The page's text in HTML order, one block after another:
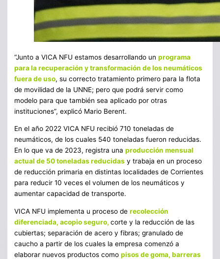
“Junto a VICA NFU estamos desarrollando unprograma
para la recuperación y transformación de los neumáticos
fuera de uso, su correcto tratamiento primero para la flota
de movilidad de la UNNE; pero que podrá servir como
modelo para que también sea aplicado por otras
instituciones”, explicó Mario Berent.
En el año 2022 VICA NFU recibió 710 toneladas de
neumáticos, de los cuales 540 toneladas fueron reducidas.
En lo que va de 2023, registra unaproducción mensual
actual de 50 toneladas reducidas y trabaja en un proceso
de reducción primaria en distintas localidades de Corrientes
para reducir 10 veces el volumen de los neumáticos y
aumentar capacidad de transporte.
VICA NFU implementa u proceso derecolección
diferenciada, acopio seguro, corte y la reducción de las
cubiertas; separación de acero y fibras; granulado de
caucho a partir de los cuales la empresa comenzó a
elaborar nuevos productos comopisos de goma, barreras